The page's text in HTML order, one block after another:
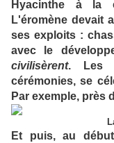
Hyacinthe à la
L'éromène devait
ses exploits :
avec le
civilisèrent. Les
cérémonies, se
Par exemple, près
Et puis, au